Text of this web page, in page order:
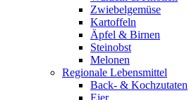
Zwiebelgemüse
Kartoffeln
Äpfel & Birnen
Steinobst
Melonen
Regionale Lebensmittel
Back- & Kochzutaten
Eier